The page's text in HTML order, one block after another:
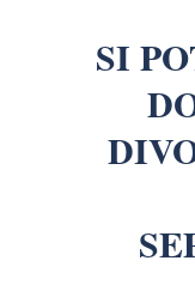
SI